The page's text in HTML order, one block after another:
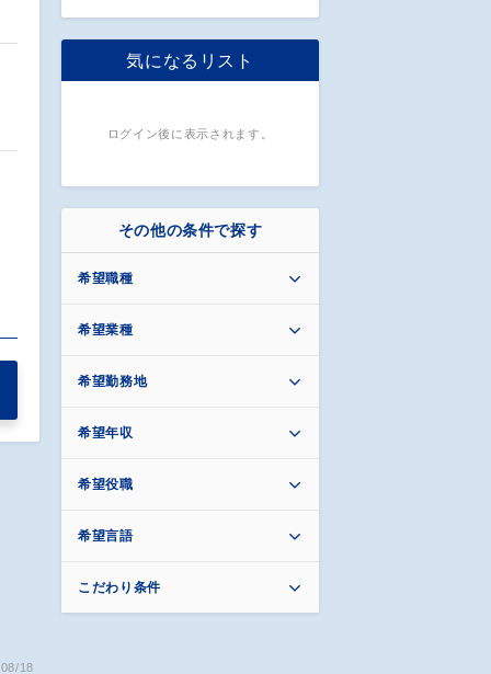
18
気になるリスト
ログイン後に表示されます。
その他の条件で探す
希望職種
希望業種
希望勤務地
希望年収
希望役職
希望言語
こだわり条件